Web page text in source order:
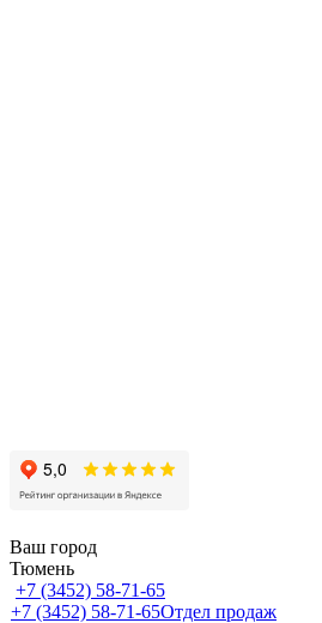
Ваш город
Тюмень
+7 (3452) 58-71-65
+7 (3452) 58-71-65Отдел продаж